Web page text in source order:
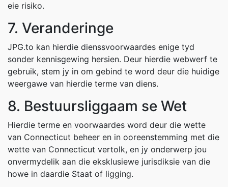
eie risiko.
7. Veranderinge
JPG.to kan hierdie dienssvoorwaardes enige tyd
sonder kennisgewing hersien. Deur hierdie webwerf te
gebruik, stem jy in om gebind te word deur die huidige
weergawe van hierdie terme van diens.
8. Bestuursliggaam se Wet
Hierdie terme en voorwaardes word deur die wette
van Connecticut beheer en in ooreenstemming met die
wette van Connecticut vertolk, en jy onderwerp jou
onvermydelik aan die eksklusiewe jurisdiksie van die
howe in daardie Staat of ligging.